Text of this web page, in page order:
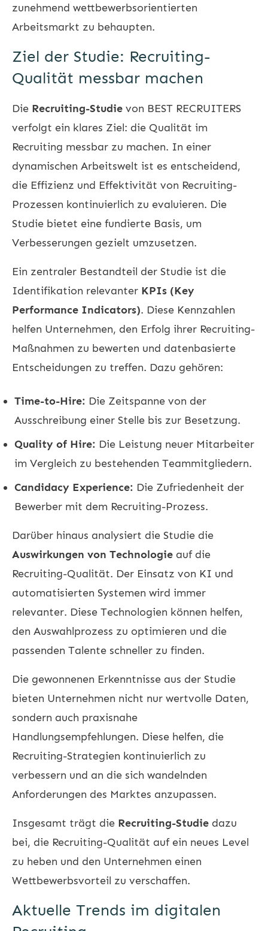
zunehmend wettbewerbsorientierten
Arbeitsmarkt zu behaupten.
Ziel der Studie: Recruiting-
Qualität messbar machen
Die Recruiting-Studie von BEST RECRUITERS
verfolgt ein klares Ziel: die Qualität im
Recruiting messbar zu machen. In einer
dynamischen Arbeitswelt ist es entscheidend,
die Effizienz und Effektivität von Recruiting-
Prozessen kontinuierlich zu evaluieren. Die
Studie bietet eine fundierte Basis, um
Verbesserungen gezielt umzusetzen.
Ein zentraler Bestandteil der Studie ist die
Identifikation relevanter KPIs (Key
Performance Indicators). Diese Kennzahlen
helfen Unternehmen, den Erfolg ihrer Recruiting-
Maßnahmen zu bewerten und datenbasierte
Entscheidungen zu treffen. Dazu gehören:
Time-to-Hire: Die Zeitspanne von der
Ausschreibung einer Stelle bis zur Besetzung.
Quality of Hire: Die Leistung neuer Mitarbeiter
im Vergleich zu bestehenden Teammitgliedern.
Candidacy Experience: Die Zufriedenheit der
Bewerber mit dem Recruiting-Prozess.
Darüber hinaus analysiert die Studie die
Auswirkungen von Technologie auf die
Recruiting-Qualität. Der Einsatz von KI und
automatisierten Systemen wird immer
relevanter. Diese Technologien können helfen,
den Auswahlprozess zu optimieren und die
passenden Talente schneller zu finden.
Die gewonnenen Erkenntnisse aus der Studie
bieten Unternehmen nicht nur wertvolle Daten,
sondern auch praxisnahe
Handlungsempfehlungen. Diese helfen, die
Recruiting-Strategien kontinuierlich zu
verbessern und an die sich wandelnden
Anforderungen des Marktes anzupassen.
Insgesamt trägt die Recruiting-Studie dazu
bei, die Recruiting-Qualität auf ein neues Level
zu heben und den Unternehmen einen
Wettbewerbsvorteil zu verschaffen.
Aktuelle Trends im digitalen